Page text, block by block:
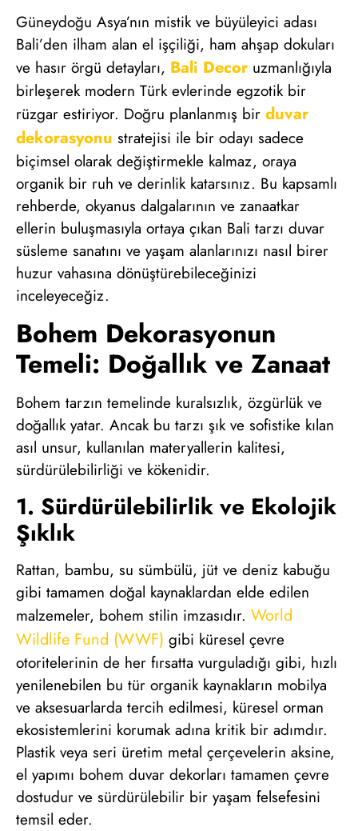
Güneydoğu Asya’nın mistik ve büyüleyici adası
Bali’den ilham alan el işçiliği, ham ahşap dokuları
ve hasır örgü detayları, Bali Decor uzmanlığıyla
birleşerek modern Türk evlerinde egzotik bir
rüzgar estiriyor. Doğru planlanmış bir duvar
dekorasyonu stratejisi ile bir odayı sadece
biçimsel olarak değiştirmekle kalmaz, oraya
organik bir ruh ve derinlik katarsınız. Bu kapsamlı
rehberde, okyanus dalgalarının ve zanaatkar
ellerin buluşmasıyla ortaya çıkan Bali tarzı duvar
süsleme sanatını ve yaşam alanlarınızı nasıl birer
huzur vahasına dönüştürebileceğinizi
inceleyeceğiz.
Bohem Dekorasyonun
Temeli: Doğallık ve Zanaat
Bohem tarzın temelinde kuralsızlık, özgürlük ve
doğallık yatar. Ancak bu tarzı şık ve sofistike kılan
asıl unsur, kullanılan materyallerin kalitesi,
sürdürülebilirliği ve kökenidir.
1. Sürdürülebilirlik ve Ekolojik
Şıklık
Rattan, bambu, su sümbülü, jüt ve deniz kabuğu
gibi tamamen doğal kaynaklardan elde edilen
malzemeler, bohem stilin imzasıdır. World
Wildlife Fund (WWF) gibi küresel çevre
otoritelerinin de her fırsatta vurguladığı gibi, hızlı
yenilenebilen bu tür organik kaynakların mobilya
ve aksesuarlarda tercih edilmesi, küresel orman
ekosistemlerini korumak adına kritik bir adımdır.
Plastik veya seri üretim metal çerçevelerin aksine,
el yapımı bohem duvar dekorları tamamen çevre
dostudur ve sürdürülebilir bir yaşam felsefesini
temsil eder.